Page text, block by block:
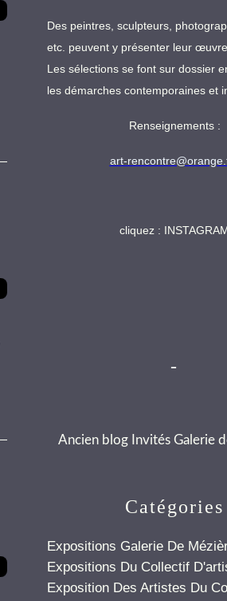
Catégories
Expositions Galerie De
Expositions Du Collectif
Exposition Des Artistes Du
Des peintres, sculpteurs,
etc. peuvent y présenter leur
Les sélections se font sur dossier
les démarches contemporaines et
Renseignements :
art-
cliquez :
-
Ancien blog Invités Galerie